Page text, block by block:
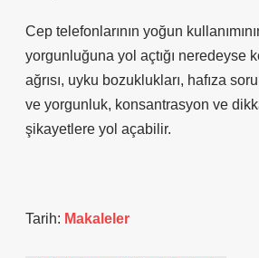
Cep telefonlarının yoğun
yorgunluğuna yol açtığı neredeyse
ağrısı, uyku bozuklukları, hafıza
ve yorgunluk, konsantrasyon ve
şikayetlere yol açabilir.
Tarih: Makaleler